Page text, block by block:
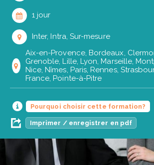
1 jour
Inter, Intra, Sur-mesure
Aix-en-Provence, Bordeaux,
Grenoble, Lille, Lyon, Marseille,
Nice, Nîmes, Paris, Rennes,
France, Pointe-à-Pitre
Pourquoi choisir cette formation?
Imprimer / enregistrer en pdf